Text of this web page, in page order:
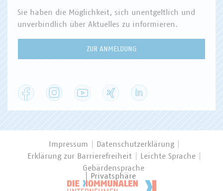
Sie haben die Möglichkeit, sich unentgeltlich und
unverbindlich über Aktuelles zu informieren.
ZUR ANMELDUNG
Facebook Instagram YouTube
Impressum
Datenschutzerklärung
Erklärung zur Barrierefreiheit
Leichte Sprache
Gebärdensprache
Privatsphäre